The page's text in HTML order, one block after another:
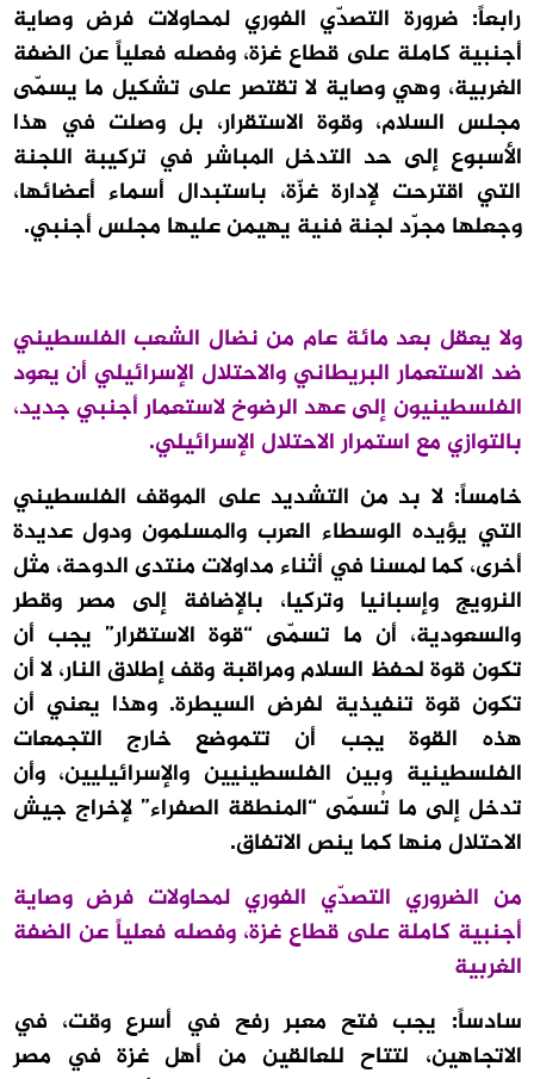
رابعاً: ضرورة التصدّي الفوري لمحاولات فرض وصاية
أجنبية كاملة على قطاع غزة، وفصله فعلياً عن الضفة
الغربية، وهي وصاية لا تقتصر على تشكيل ما يسمّى
مجلس السلام، وقوة الاستقرار، بل وصلت في هذا
الأسبوع إلى حد التدخل المباشر في تركيبة اللجنة
التي اقترحت لإدارة غزّة، باستبدال أسماء أعضائها،
وجعلها مجرّد لجنة فنية يهيمن عليها مجلس أجنبي.
ولا يعقل بعد مائة عام من نضال الشعب الفلسطيني
ضد الاستعمار البريطاني والاحتلال الإسرائيلي أن يعود
الفلسطينيون إلى عهد الرضوخ لاستعمار أجنبي جديد،
بالتوازي مع استمرار الاحتلال الإسرائيلي.
خامساً: لا بد من التشديد على الموقف الفلسطيني
التي يؤيده الوسطاء العرب والمسلمون ودول عديدة
أخرى، كما لمسنا في أثناء مداولات منتدى الدوحة، مثل
النرويج وإسبانيا وتركيا، بالإضافة إلى مصر وقطر
والسعودية، أن ما تسمّى “قوة الاستقرار” يجب أن
تكون قوة لحفظ السلام ومراقبة وقف إطلاق النار، لا أن
تكون قوة تنفيذية لفرض السيطرة. وهذا يعني أن
هذه القوة يجب أن تتموضع خارج التجمعات
الفلسطينية وبين الفلسطينيين والإسرائيليين، وأن
تدخل إلى ما تُسمّى “المنطقة الصفراء” لإخراج جيش
الاحتلال منها كما ينص الاتفاق.
من الضروري التصدّي الفوري لمحاولات فرض وصاية
أجنبية كاملة على قطاع غزة، وفصله فعلياً عن الضفة
الغربية
سادساً: يجب فتح معبر رفح في أسرع وقت، في
الاتجاهين، لتتاح للعالقين من أهل غزة في مصر